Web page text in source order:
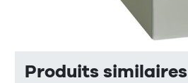
Produits similaires